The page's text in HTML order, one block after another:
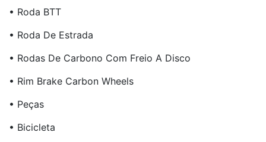
• Roda BTT
• Roda De Estrada
• Rodas De Carbono Com Freio A Disco
• Rim Brake Carbon Wheels
• Peças
• Bicicleta